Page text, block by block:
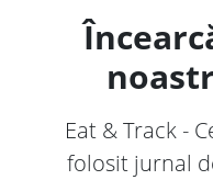
Eat & Track -
folosit jurnal